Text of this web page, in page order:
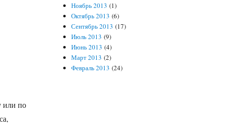
или по
Ноябрь 2013 (1)
Октябрь 2013 (6)
Сентябрь 2013 (17)
Июль 2013 (9)
Июнь 2013 (4)
Март 2013 (2)
Февраль 2013 (24)